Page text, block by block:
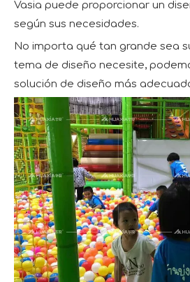
Vasia puede proporcionar un
según sus necesidades.
No importa qué tan grande sea
tema de diseño necesite,
solución de diseño más